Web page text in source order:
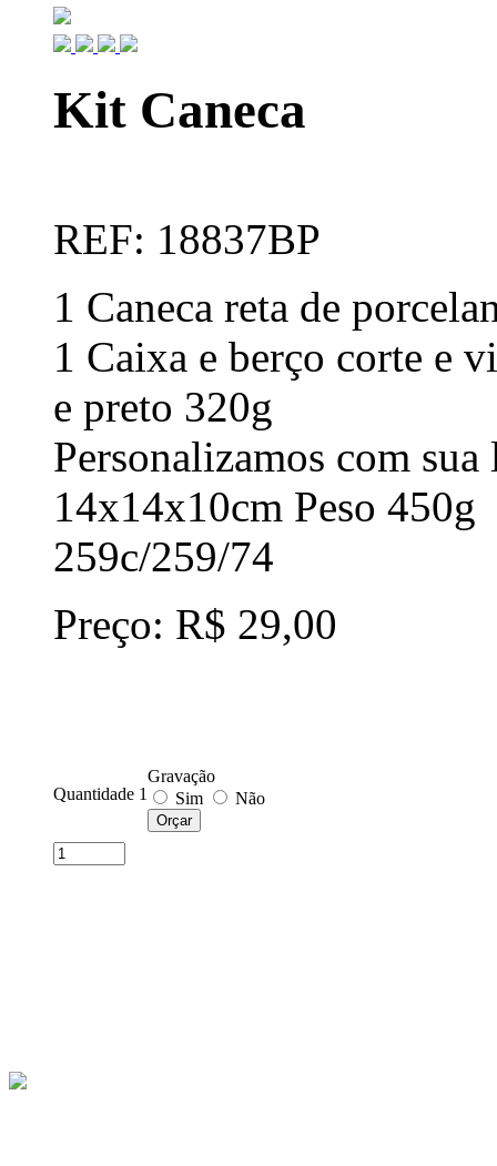
Kit Caneca
REF: 18837BP
1 Caneca reta de
1 Caixa e berço corte e
e preto 320g
Personalizamos com
14x14x10cm Peso 450g
259c/259/74
Preço: R$ 29,00
Quantidade 1
Gravação
Sim
Não